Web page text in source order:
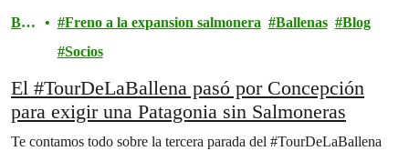
Blo
Freno a la expansion salmonera Ballenas
Blog
Socios
El #TourDeLaBallena pasó por Concepción
para exigir una Patagonia sin Salmoneras
Te contamos todo sobre la tercera parada del #TourDeLaBallena